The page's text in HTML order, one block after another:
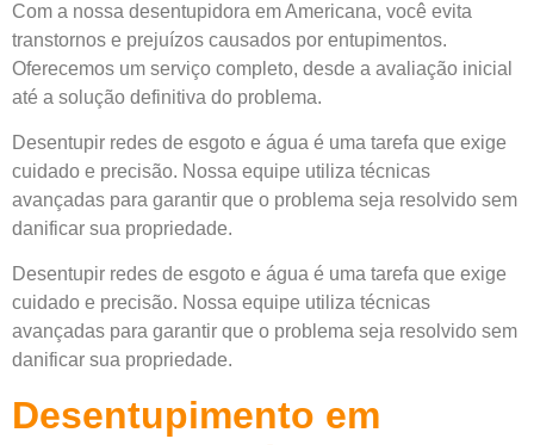
Com a nossa desentupidora em Americana, você evita
transtornos e prejuízos causados por entupimentos.
Oferecemos um serviço completo, desde a avaliação inicial
até a solução definitiva do problema.
Desentupir redes de esgoto e água é uma tarefa que exige
cuidado e precisão. Nossa equipe utiliza técnicas
avançadas para garantir que o problema seja resolvido sem
danificar sua propriedade.
Desentupir redes de esgoto e água é uma tarefa que exige
cuidado e precisão. Nossa equipe utiliza técnicas
avançadas para garantir que o problema seja resolvido sem
danificar sua propriedade.
Desentupimento em